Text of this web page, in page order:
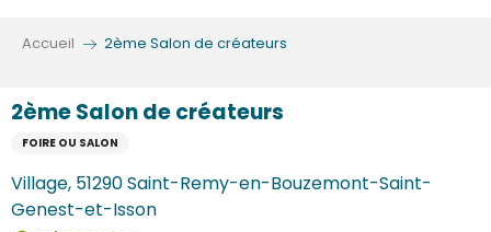
Accueil 2ème Salon de créateurs
2ème Salon de créateurs
FOIRE OU SALON
Village, 51290 Saint-Remy-en-Bouzemont-Saint-
Genest-et-Isson